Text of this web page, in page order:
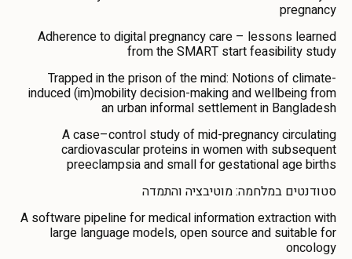
pregnancy
Adherence to digital pregnancy care – lessons learned
from the SMART start feasibility study
Trapped in the prison of the mind: Notions of climate-
induced (im)mobility decision-making and wellbeing from
an urban informal settlement in Bangladesh
A case–control study of mid-pregnancy circulating
cardiovascular proteins in women with subsequent
preeclampsia and small for gestational age births
סטודנטים במלחמה: מוטיבציה והתמדה
A software pipeline for medical information extraction with
large language models, open source and suitable for
oncology